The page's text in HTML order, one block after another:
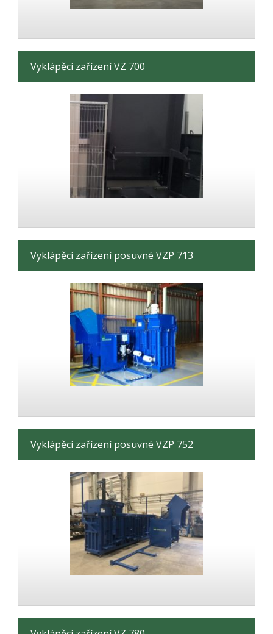
Vyklápěcí zařízení VZ 700
Vyklápěcí zařízení posuvné VZP 713
Vyklápěcí zařízení posuvné VZP 752